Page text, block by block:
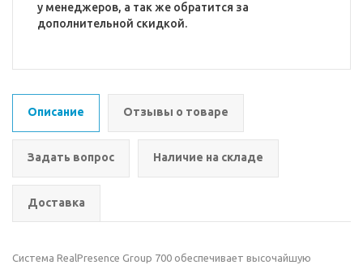
у менеджеров, а так же обратится за
дополнительной скидкой.
Описание Отзывы о товаре
Задать вопрос Наличие на складе
Доставка
Система RealPresence Group 700 обеспечивает высочайшую